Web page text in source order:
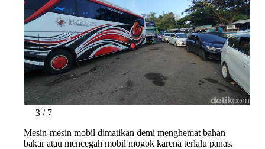
3 / 7
Mesin-mesin mobil dimatikan demi menghemat bahan
bakar atau mencegah mobil mogok karena terlalu panas.